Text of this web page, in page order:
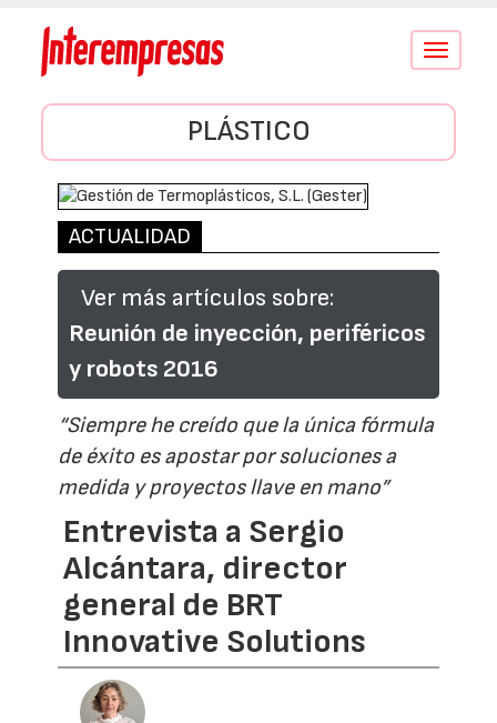
Conmutar
PLÁSTICO
ACTUALIDAD
Ver más artículos sobre:
Reunión de inyección, periféricos
y robots 2016
“Siempre he creído que la única fórmula
de éxito es apostar por soluciones a
medida y proyectos llave en mano”
Entrevista a Sergio
Alcántara, director
general de BRT
Innovative Solutions